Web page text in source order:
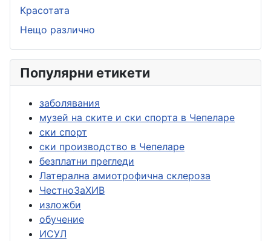
Красотата
Нещо различно
Популярни етикети
заболявания
музей на ските и ски спорта в Чепеларе
ски спорт
ски производство в Чепеларе
безплатни прегледи
Латерална амиотрофична склероза
ЧестноЗаХИВ
изложби
обучение
ИСУЛ